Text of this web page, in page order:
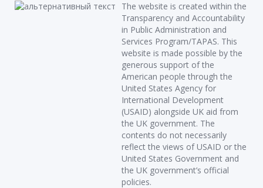
The website is created within the
Transparency and Accountability
in Public Administration and
Services Program/TAPAS. This
website is made possible by the
generous support of the
American people through the
United States Agency for
International Development
(USAID) alongside UK aid from
the UK government. The
contents do not necessarily
reflect the views of USAID or the
United States Government and
the UK government’s official
policies.